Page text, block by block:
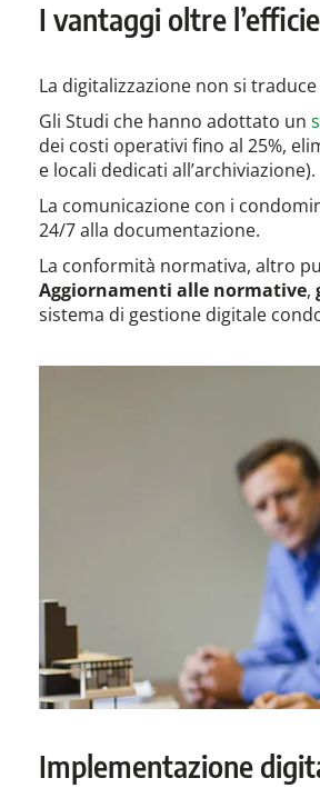
I vantaggi oltre
La digitalizzazione non si
Gli Studi che hanno adottato un
dei costi operativi fino al 25%,
e locali dedicati all’archiviazione).
La comunicazione con i
24/7 alla documentazione.
La conformità normativa, altro
Aggiornamenti alle normative,
sistema di gestione digitale
Implementazione